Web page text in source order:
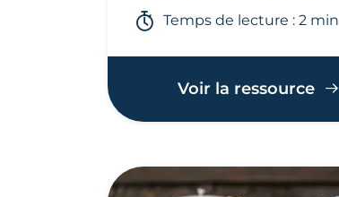
Temps de lecture : 2 min
Voir la ressource